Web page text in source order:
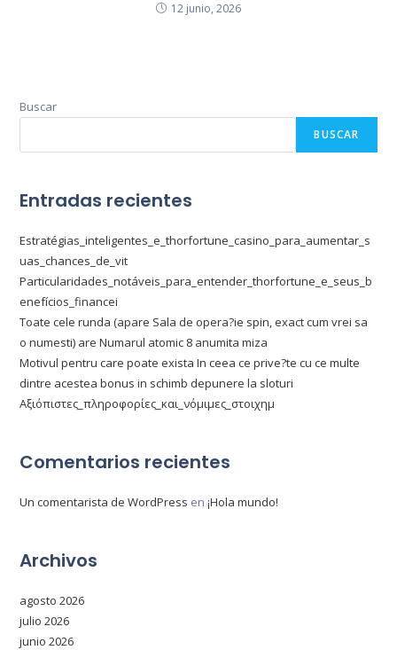
12 junio, 2026
Buscar
BUSCAR
Entradas recientes
Estratégias_inteligentes_e_thorfortune_casino_para_aumentar_s
uas_chances_de_vit
Particularidades_notáveis_para_entender_thorfortune_e_seus_b
enefícios_financei
Toate cele runda (apare Sala de opera?ie spin, exact cum vrei sa
o numesti) are Numarul atomic 8 anumita miza
Motivul pentru care poate exista In ceea ce prive?te cu ce multe
dintre acestea bonus in schimb depunere la sloturi
Αξιόπιστες_πληροφορίες_και_νόμιμες_στοιχημ
Comentarios recientes
Un comentarista de WordPress en¡Hola mundo!
Archivos
agosto 2026
julio 2026
junio 2026